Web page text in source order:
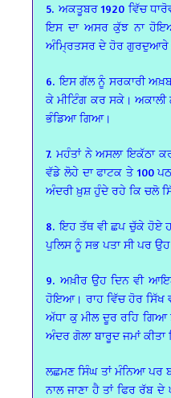
5. ਅਕਤੂਬਰ 1920 ਵਿੱਚ
ਇਸ ਦਾ ਅਸਰ ਕੁੱਝ ਨਾ
ਅੰਮ੍ਰਿਤਸਰ ਦੇ ਹੋਰ ਗੁਰਦੁਆਰੇ
6. ਇਸ ਗੱਲ ਨੂੰ ਸਰਕਾਰੀ
ਕੇ ਮੀਟਿੰਗ ਕਰ ਸਕੇ।
ਭੰਡਿਆ ਗਿਆ।
7. ਮਹੰਤਾਂ ਨੇ ਅਸਲਾ ਇਕੱਠਾ
ਵੱਡੇ ਲੋਹੇ ਦਾ ਫਾਟਕ ਤੇ 100
ਅੰਦਰੀ ਖ਼ੁਸ਼ ਹੁੰਦੇ ਰਹੇ ਕਿ ਚਲੋ
8. ਇਹ ਤੱਥ ਵੀ ਛਪ ਚੁੱਕੇ ਹੋਏ
ਪੁਲਿਸ ਨੂੰ ਸਭ ਪਤਾ ਸੀ ਪਰ
9. ਅਖ਼ੀਰ ਉਹ ਦਿਨ ਵੀ
ਹੋਇਆ। ਰਾਹ ਵਿੱਚ ਹੋਰ ਸਿੱਖ
ਅੱਧਾ ਕੁ ਮੀਲ ਦੂਰ ਰਹਿ ਗਿਆ
ਅੰਦਰ ਗੋਲਾ ਬਾਰੂਦ ਜਮਾਂ
ਲਛਮਣ ਸਿੰਘ ਤਾਂ ਮੰਨਿਆ ਪਰ
ਨਾਲ ਜਾਣਾ ਹੈ ਤਾਂ ਫਿਰ ਰੱਬ